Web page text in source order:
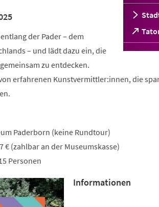
(Öffnet
in
einem
der Pader – dem
– und lädt dazu ein, die
zu entdecken.
erfahrenen Kunstvermittler:innen, die
Paderborn (keine Rundtour)
€ (zahlbar an der Museumskasse)
Personen
Informationen